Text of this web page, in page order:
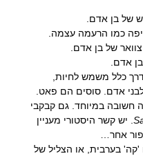
של בן אדם.
יפה כמו הרעמה עצמה.
של בן אדם.
אדם.
כלל משמש לחיות,
אדם. סוסים הם פאט.
חשובה במיוחד. גם קבקבי
. יש קשר היסטורי מעניין
אחר…
בערבית, או הצליל של